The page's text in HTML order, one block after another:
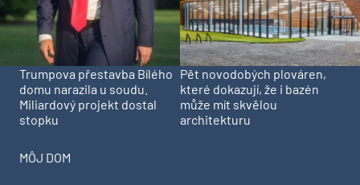
Trumpova přestavba Bílého
domu narazila u soudu.
Miliardový projekt dostal
stopku
Pět novodobých plováren,
které dokazují, že i bazén
může mít skvělou
architekturu
MÔJ DOM